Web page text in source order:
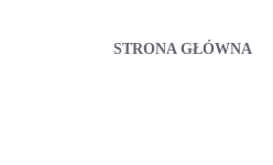
STRONA GŁÓWNA